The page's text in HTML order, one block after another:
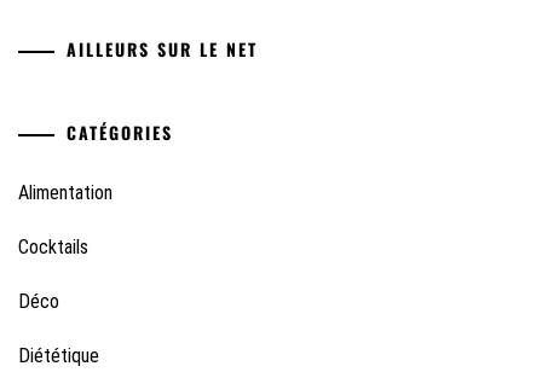
AILLEURS SUR LE NET
CATÉGORIES
Alimentation
Cocktails
Déco
Diététique